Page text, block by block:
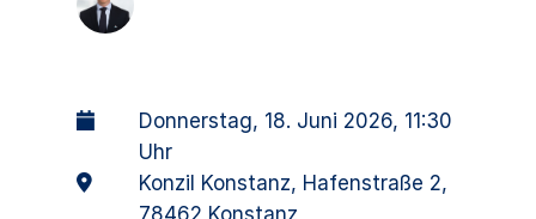
Donnerstag, 18. Juni 2026, 11:30
Uhr
Konzil Konstanz, Hafenstraße 2,
78462 Konstanz